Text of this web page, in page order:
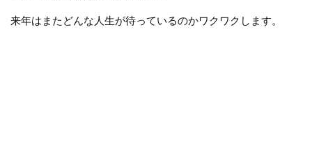
来年はまたどんな人生が待っているのかワクワクします。